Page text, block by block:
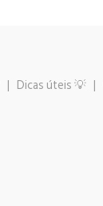
| Dicas úteis 💡 |